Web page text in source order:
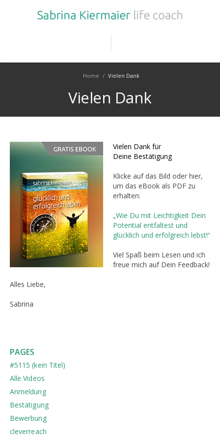
Home / Vielen Dank
Vielen Dank
Vielen Dank für
Deine Bestätigung
Klicke auf das Bild oder hier,
um das eBook als PDF zu
erhalten:
„Wie Du mit Leichtigkeit Dein
Potential entfaltest und
glücklich und erfolgreich lebst!“
Viel Spaß beim Lesen und ich
freue mich auf Dein Feedback!
Alles Liebe,
Sabrina
PAGES
#5115 (kein Titel)
Alle Videos
Anmeldung
Bestätigung
Bewerbung
cleverreach